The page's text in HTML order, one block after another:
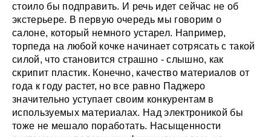
стоило бы подправить. И речь идет сейчас не об
экстерьере. В первую очередь мы говорим о
салоне, который немного устарел. Например,
торпеда на любой кочке начинает сотрясать с такой
силой, что становится страшно - слышно, как
скрипит пластик. Конечно, качество материалов от
года к году растет, но все равно Паджеро
значительно уступает своим конкурентам в
используемых материалах. Над электроникой бы
тоже не мешало поработать. Насыщенности